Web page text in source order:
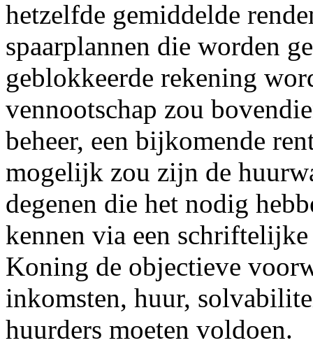
hetzelfde gemiddelde
spaarplannen die worden
geblokkeerde rekening
vennootschap zou
beheer, een bijkomende
mogelijk zou zijn de
degenen die het nodig
kennen via een
Koning de objectieve
inkomsten, huur,
huurders moeten voldoen.